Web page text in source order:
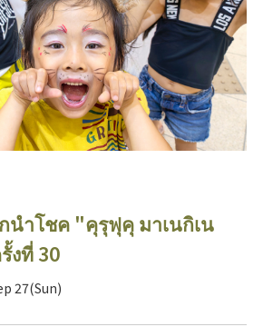
นำโชค "คุรุฟุคุ มาเนกิเน
งที่ 30
27(Sun)